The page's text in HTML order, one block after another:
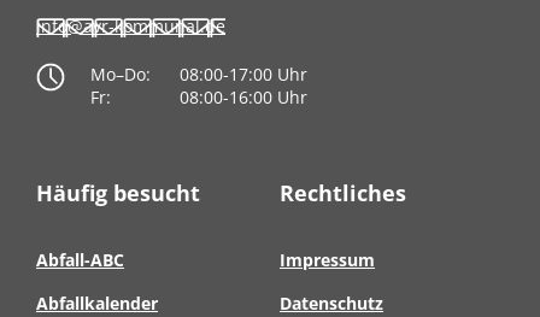
info@avr-kommunal.de
Mo–Do:
08:00-17:00 Uhr
Fr:
08:00-16:00 Uhr
Häufig besucht
Abfall-ABC
Abfallkalender
Rechtliches
Impressum
Datenschutz